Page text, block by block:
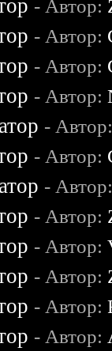
- Автор:
- Автор:
- Автор:
- Автор:
-
- Автор:
-
- Автор:
- Автор:
- Автор:
- Автор:
- Автор: